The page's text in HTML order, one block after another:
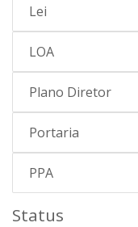
Lei
LOA
Plano Diretor
Portaria
PPA
Status